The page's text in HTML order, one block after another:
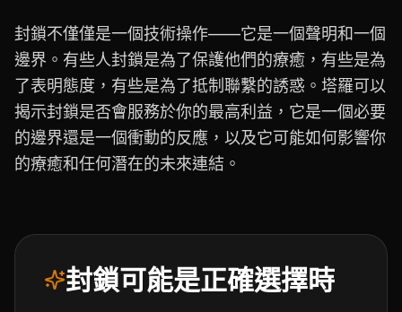
封鎖不僅僅是一個技術操作——它是一個聲明和一個
邊界。有些人封鎖是為了保護他們的療癒，有些是為
了表明態度，有些是為了抵制聯繫的誘惑。塔羅可以
揭示封鎖是否會服務於你的最高利益，它是一個必要
的邊界還是一個衝動的反應，以及它可能如何影響你
的療癒和任何潛在的未來連結。
封鎖可能是正確選擇時